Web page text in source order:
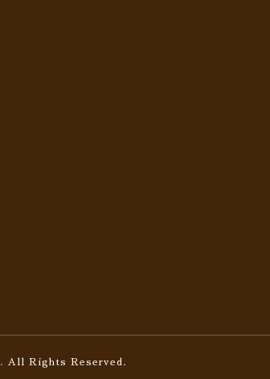
. All Rights Reserved.